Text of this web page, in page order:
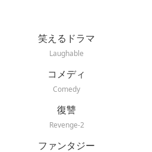
笑えるドラマ
Laughable
コメディ
Comedy
復讐
Revenge-2
ファンタジー